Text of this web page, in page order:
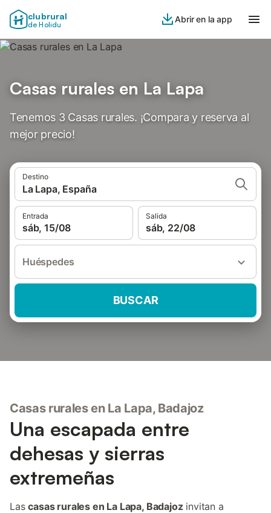
clubrural
de Holidu
Abrir en la app
Casas rurales en La Lapa
Tenemos 3 Casas rurales. ¡Compara y reserva al
mejor precio!
Destino
La Lapa, España
Entrada
sáb, 15/08
Salida
sáb, 22/08
Huéspedes
BUSCAR
Casas rurales en La Lapa, Badajoz
Una escapada entre
dehesas y sierras
extremeñas
Lascasas rurales en La Lapa, Badajozinvitan a